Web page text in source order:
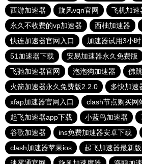
西游加速器
旋风vqn官网
飞机加速
永久不收费的vp加速器
西柚加速器
快连加速器官网入口
加速器试用3小时
51加速器下载
安易加速器永久免费版
飞驰加速器官网
泡泡狗加速器
佛
火箭加速器永久免费版2.2.0
多快加速
xfap加速器官网入口
clash节点购买网
起飞加速器app下载
小蓝鸟加速器
谷歌加速器
ins免费加速器安卓下载
clash加速器苹果ios
起飞加速器最新版